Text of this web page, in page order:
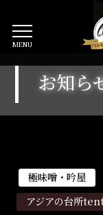
MENU
お知ら